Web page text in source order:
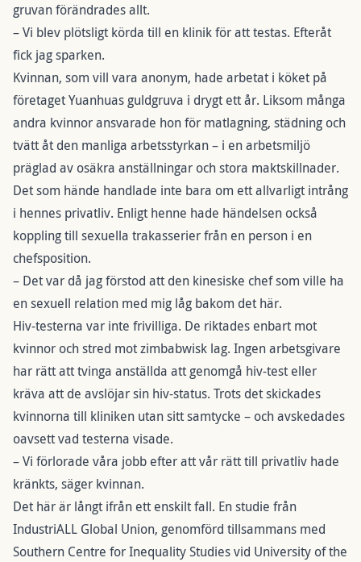
gruvan förändrades allt.
– Vi blev plötsligt körda till en klinik för att testas. Efteråt
fick jag sparken.
Kvinnan, som vill vara anonym, hade arbetat i köket på
företaget Yuanhuas guldgruva i drygt ett år. Liksom många
andra kvinnor ansvarade hon för matlagning, städning och
tvätt åt den manliga arbetsstyrkan – i en arbetsmiljö
präglad av osäkra anställningar och stora maktskillnader.
Det som hände handlade inte bara om ett allvarligt intrång
i hennes privatliv. Enligt henne hade händelsen också
koppling till sexuella trakasserier från en person i en
chefsposition.
– Det var då jag förstod att den kinesiske chef som ville ha
en sexuell relation med mig låg bakom det här.
Hiv-testerna var inte frivilliga. De riktades enbart mot
kvinnor och stred mot zimbabwisk lag. Ingen arbetsgivare
har rätt att tvinga anställda att genomgå hiv-test eller
kräva att de avslöjar sin hiv-status. Trots det skickades
kvinnorna till kliniken utan sitt samtycke – och avskedades
oavsett vad testerna visade.
– Vi förlorade våra jobb efter att vår rätt till privatliv hade
kränkts, säger kvinnan.
Det här är långt ifrån ett enskilt fall. En studie från
IndustriALL Global Union, genomförd tillsammans med
Southern Centre for Inequality Studies vid University of the